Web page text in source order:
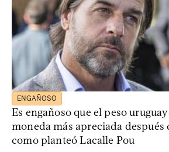
ENGAÑOSO
Es engañoso que el peso
moneda más apreciada después
como planteó Lacalle Pou